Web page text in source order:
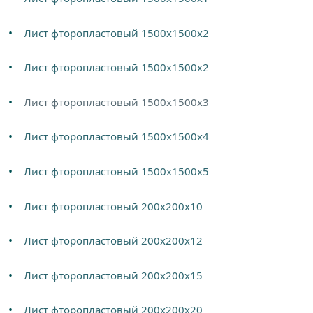
Лист фторопластовый 1500х1500х2
Лист фторопластовый 1500х1500х2
Лист фторопластовый 1500х1500х3
Лист фторопластовый 1500х1500х4
Лист фторопластовый 1500х1500х5
Лист фторопластовый 200х200х10
Лист фторопластовый 200х200х12
Лист фторопластовый 200х200х15
Лист фторопластовый 200х200х20